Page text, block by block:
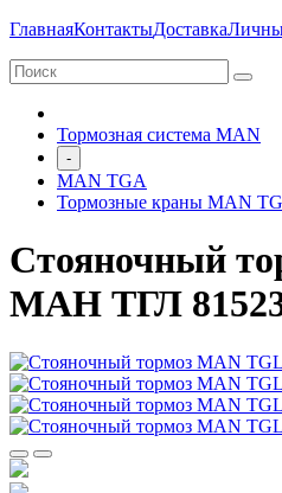
ГлавнаяКонтактыДоставка
Тормозная система MAN
-
MAN TGA
Тормозные краны MAN
Стояночный
МАН ТГЛ